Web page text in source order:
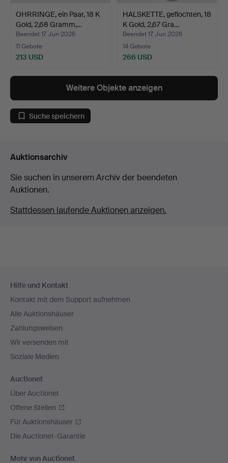
OHRRINGE, ein Paar, 18 K
Gold, 2,68 Gramm,…
Beendet 17. Jun 2026
11 Gebote
213 USD
HALSKETTE, geflochten, 18
K Gold, 2,67 Gra…
Beendet 17. Jun 2026
14 Gebote
266 USD
Weitere Objekte anzeigen
Suche speichern
Auktionsarchiv
Sie suchen in unserem Archiv der beendeten
Auktionen.
Stattdessen laufende Auktionen anzeigen.
Navigation
Hilfe und Kontakt
Kontakt mit dem Support aufnehmen
Alle Auktionshäuser
Zahlungsweisen
Wir versenden mit
Soziale Medien
Auctionet
Über Auctionet
Offene Stellen
Für Auktionshäuser
Die Auctionet-Garantie
Mehr von Auctionet